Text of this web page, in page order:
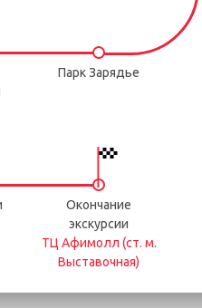
Парк Зарядье
Окончание
экскурсии
ТЦ Афимолл (ст. м.
Выставочная)